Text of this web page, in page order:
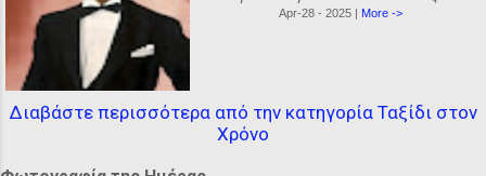
Apr-28 - 2025 | More ->
Διαβάστε περισσότερα από την κατηγορία Ταξίδι στον
Χρόνο